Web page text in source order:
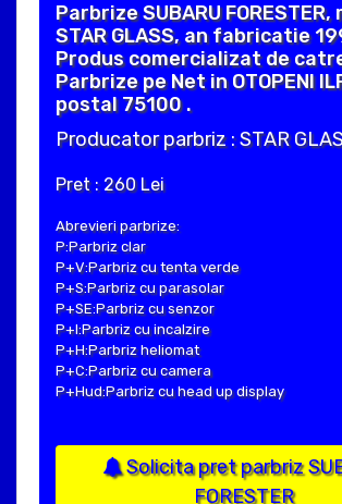
Parbrize SUBARU FORESTER,
STAR GLASS, an fabricatie
Produs comercializat de
Parbrize pe Net in OTOPENI
postal 75100 .
Producator parbriz : STAR
Pret : 260 Lei
Abrevieri parbrize:
P:Parbriz clar
P+V:Parbriz cu tenta verde
P+S:Parbriz cu parasolar
P+SE:Parbriz cu senzor
P+I:Parbriz cu incalzire
P+H:Parbriz heliomat
P+C:Parbriz cu camera
P+Hud:Parbriz cu head up display
Solicita pret parbriz
FORESTER